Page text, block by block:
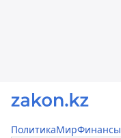
ПолитикаМирФинансы